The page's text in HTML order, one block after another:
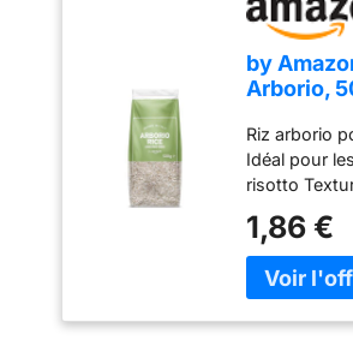
by
Arborio,
Riz arborio
Idéal pour
risotto
emballage
environ 6
Convient à
1,86 €